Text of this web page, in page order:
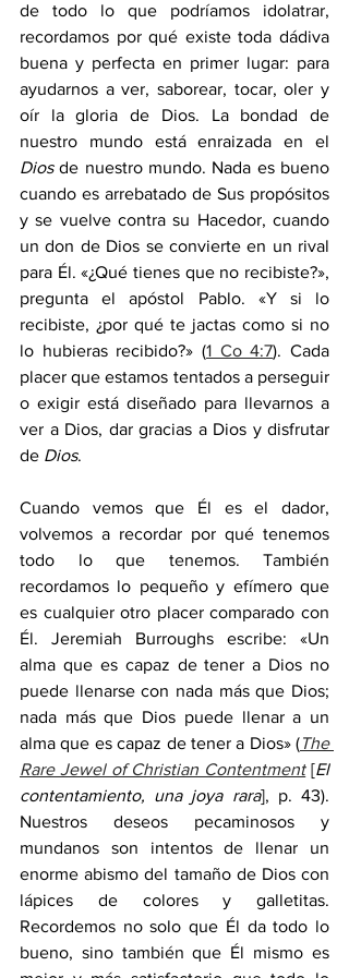
de todo lo que podríamos idolatrar,
recordamos por qué existe toda dádiva
buena y perfecta en primer lugar: para
ayudarnos a ver, saborear, tocar, oler y
oír la gloria de Dios. La bondad de
Dios de nuestro mundo. Nada es bueno
cuando es arrebatado de Sus propósitos
y se vuelve contra su Hacedor, cuando
un don de Dios se convierte en un rival
para Él. «¿Qué tienes que no recibiste?»,
pregunta el apóstol Pablo. «Y si lo
recibiste, ¿por qué te jactas como si no
lo hubieras recibido?» (1 Co 4:7). Cada
placer que estamos tentados a perseguir
o exigir está diseñado para llevarnos a
ver a Dios, dar gracias a Dios y disfrutar
de Dios.
Cuando vemos que Él es el dador,
volvemos a recordar por qué tenemos
todo lo que tenemos. También
recordamos lo pequeño y efímero que
es cualquier otro placer comparado con
Él. Jeremiah Burroughs escribe: «Un
alma que es capaz de tener a Dios no
puede llenarse con nada más que Dios;
nada más que Dios puede llenar a un
alma que es capaz de tener a Dios» (The
Rare Jewel of Christian Contentment [El
contentamiento, una joya rara], p. 43).
Nuestros deseos pecaminosos y
mundanos son intentos de llenar un
enorme abismo del tamaño de Dios con
lápices de colores y galletitas.
Recordemos no solo que Él da todo lo
bueno, sino también que Él mismo es